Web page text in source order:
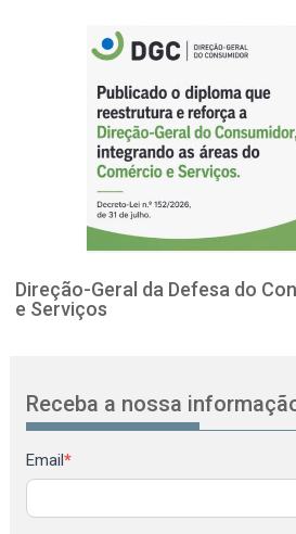
Direção-Geral da Defesa do
e Serviços
Receba a nossa
Newsletter
Email*